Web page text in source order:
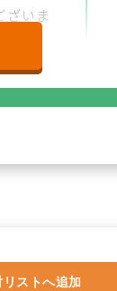
ざいま
リストへ追加